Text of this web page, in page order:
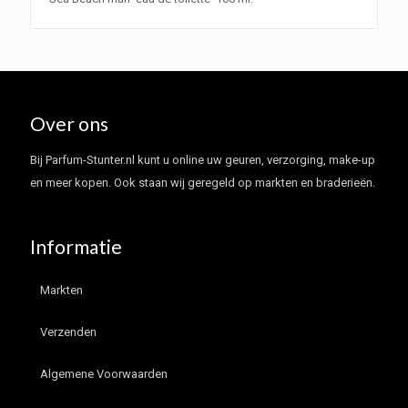
Over ons
Bij Parfum-Stunter.nl kunt u online uw geuren, verzorging, make-up
en meer kopen. Ook staan wij geregeld op markten en braderieën.
Informatie
Markten
Verzenden
Algemene Voorwaarden